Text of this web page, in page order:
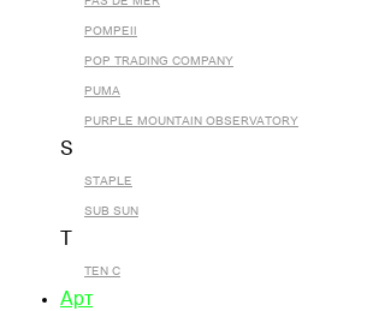
POMPEII
POP TRADING COMPANY
PUMA
PURPLE MOUNTAIN OBSERVATORY
S
STAPLE
SUB SUN
TEN C
Арт